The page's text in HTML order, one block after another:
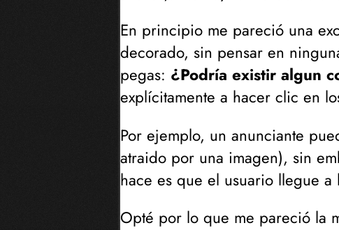
En principio me pareció una
decorado, sin pensar en
pegas: ¿Podría existir algun
explícitamente a hacer clic en
Por ejemplo, un anunciante
atraido por una imagen), sin
hace es que el usuario llegue
Opté por lo que me pareció la